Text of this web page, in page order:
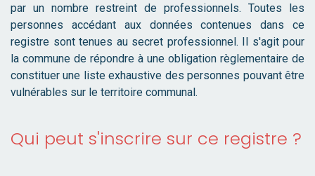
par un nombre restreint de professionnels. Toutes les
personnes accédant aux données contenues dans ce
registre sont tenues au secret professionnel. Il s'agit pour
la commune de répondre à une obligation règlementaire de
constituer une liste exhaustive des personnes pouvant être
vulnérables sur le territoire communal.
Qui peut s'inscrire sur ce registre ?